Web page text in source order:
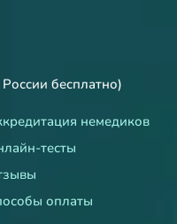
бесплатно)
немедиков
тесты
оплаты